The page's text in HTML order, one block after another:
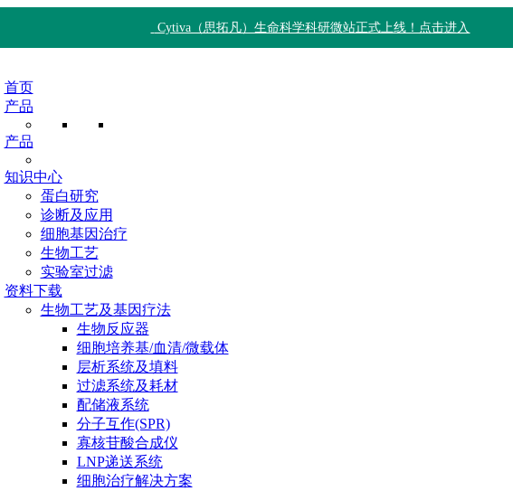
Cytiva（思拓凡）生命科学科研微站正式上线！点击进入
首页
产品
产品
知识中心
蛋白研究
诊断及应用
细胞基因治疗
生物工艺
实验室过滤
资料下载
生物工艺及基因疗法
生物反应器
细胞培养基/血清/微载体
层析系统及填料
过滤系统及耗材
配储液系统
分子互作(SPR)
寡核苷酸合成仪
LNP递送系统
细胞治疗解决方案